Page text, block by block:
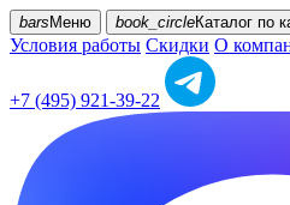
bars Меню book_circleКаталог по
Условия работы Скидки О
+7 (495) 921-39-22